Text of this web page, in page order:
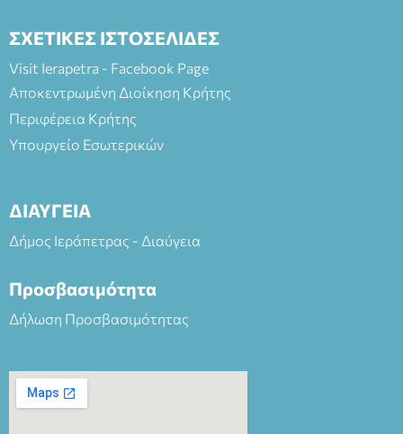
ΣΧΕΤΙΚΕΣ ΙΣΤΟΣΕΛΙΔΕΣ
Visit Ierapetra - Facebook Page
Αποκεντρωμένη Διοίκηση Κρήτης
Περιφέρεια Κρήτης
Υπουργείο Εσωτερικών
ΔΙΑΥΓΕΙΑ
Δήμος Ιεράπετρας - Διαύγεια
Προσβασιμότητα
Δήλωση Προσβασιμότητας